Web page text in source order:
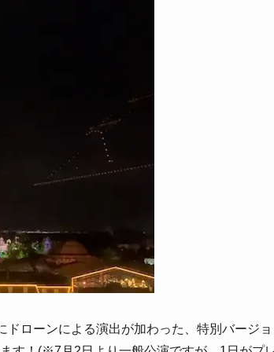
ローンによる演出が加わった、特別バージョ